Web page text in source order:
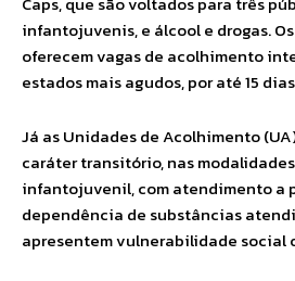
infantojuvenis, e álcool e drogas. Os
oferecem vagas de acolhimento
estados mais agudos, por até 15
Já as Unidades de Acolhimento
caráter transitório, nas
infantojuvenil, com atendimento a
dependência de substâncias
apresentem vulnerabilidade social